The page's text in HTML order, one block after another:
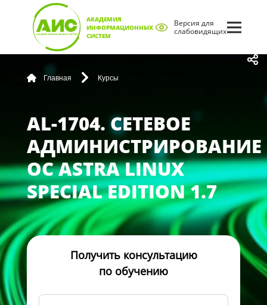
АКАДЕМИЯ
ИНФОРМАЦИОННЫХ
СИСТЕМ
Версия для
слабовидящих
Главная Курсы
AL-1704. СЕТЕВОЕ
АДМИНИСТРИРОВАНИЕ
ОС ASTRA LINUX
SPECIAL EDITION 1.7
Получить консультацию
по обучению